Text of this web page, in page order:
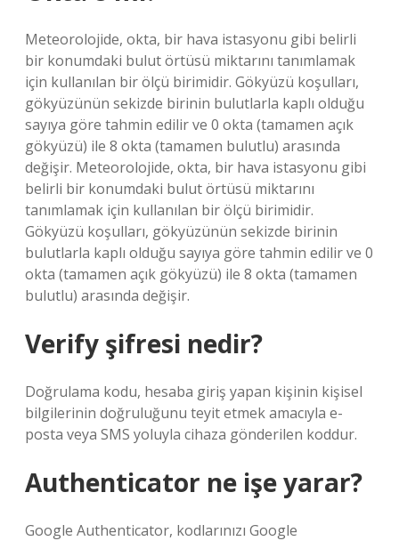
Meteorolojide, okta, bir hava istasyonu gibi belirli
bir konumdaki bulut örtüsü miktarını tanımlamak
için kullanılan bir ölçü birimidir. Gökyüzü koşulları,
gökyüzünün sekizde birinin bulutlarla kaplı olduğu
sayıya göre tahmin edilir ve 0 okta (tamamen açık
gökyüzü) ile 8 okta (tamamen bulutlu) arasında
değişir. Meteorolojide, okta, bir hava istasyonu gibi
belirli bir konumdaki bulut örtüsü miktarını
tanımlamak için kullanılan bir ölçü birimidir.
Gökyüzü koşulları, gökyüzünün sekizde birinin
bulutlarla kaplı olduğu sayıya göre tahmin edilir ve 0
okta (tamamen açık gökyüzü) ile 8 okta (tamamen
bulutlu) arasında değişir.
Verify şifresi nedir?
Doğrulama kodu, hesaba giriş yapan kişinin kişisel
bilgilerinin doğruluğunu teyit etmek amacıyla e-
posta veya SMS yoluyla cihaza gönderilen koddur.
Authenticator ne işe yarar?
Google Authenticator, kodlarınızı Google